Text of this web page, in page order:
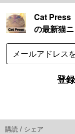
購読 / シェア